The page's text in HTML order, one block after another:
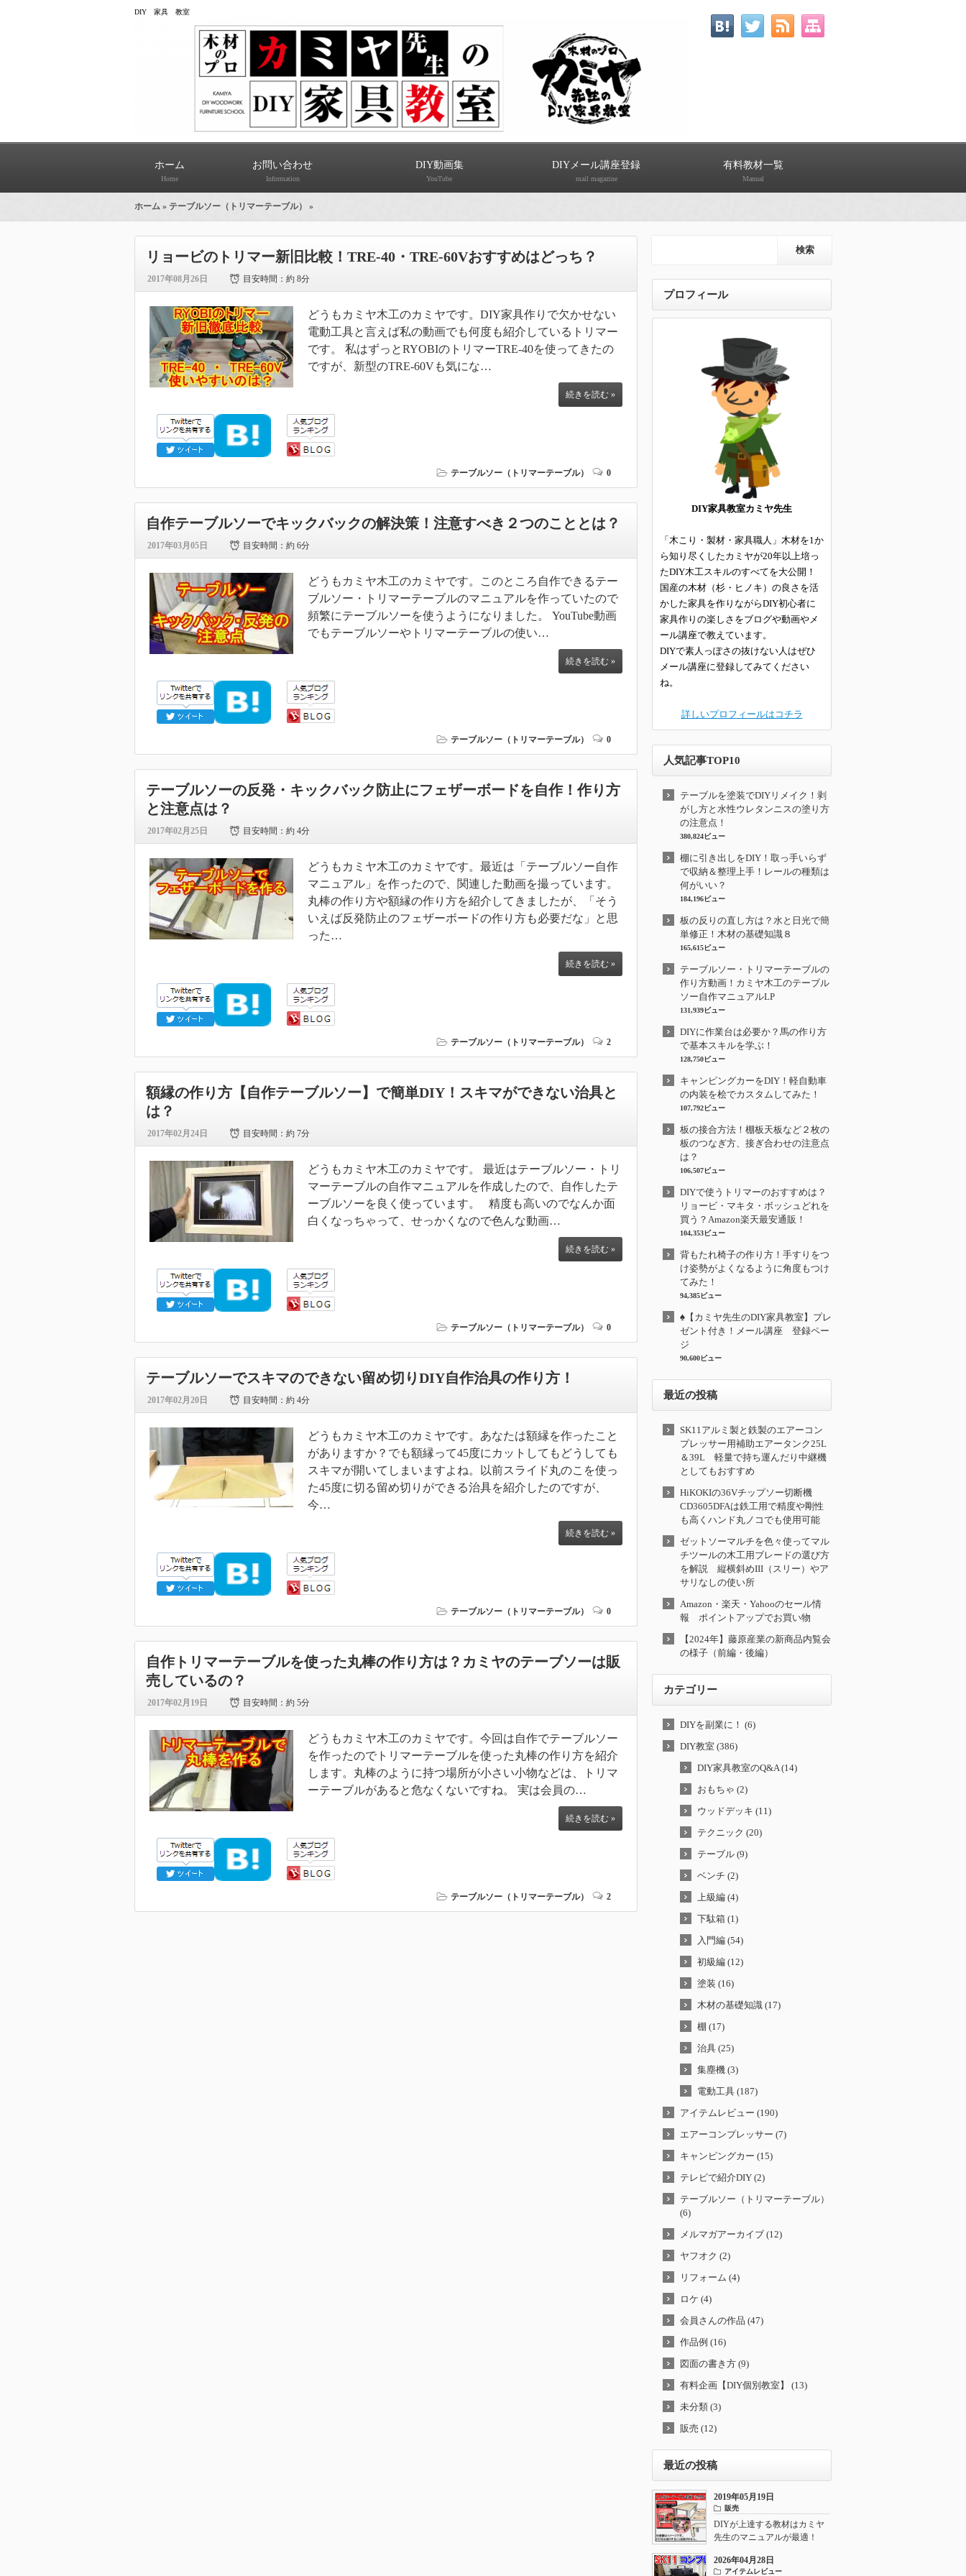
DIY 家具 教室
ホーム
Home
お問い合わせ
Information
DIY動画集
YouTube
DIYメール講座登録
mail magazine
有料教材一覧
Manual
ホーム » テーブルソー（トリマーテーブル） »
リョービのトリマー新旧比較！TRE-40・TRE-60Vおすすめはどっち？
2017年08月26日 目安時間：約 8分
どうもカミヤ木工のカミヤです。DIY家具作りで欠かせない
電動工具と言えば私の動画でも何度も紹介しているトリマー
です。 私はずっとRYOBIのトリマーTRE-40を使ってきたの
ですが、新型のTRE-60Vも気にな…
続きを読む »
テーブルソー（トリマーテーブル） 0
自作テーブルソーでキックバックの解決策！注意すべき２つのこととは？
2017年03月05日 目安時間：約 6分
どうもカミヤ木工のカミヤです。このところ自作できるテー
ブルソー・トリマーテーブルのマニュアルを作っていたので
頻繁にテーブルソーを使うようになりました。 YouTube動画
でもテーブルソーやトリマーテーブルの使い…
続きを読む »
テーブルソー（トリマーテーブル） 0
テーブルソーの反発・キックバック防止にフェザーボードを自作！作り方
と注意点は？
2017年02月25日 目安時間：約 4分
どうもカミヤ木工のカミヤです。最近は「テーブルソー自作
マニュアル」を作ったので、関連した動画を撮っています。
丸棒の作り方や額縁の作り方を紹介してきましたが、「そう
いえば反発防止のフェザーボードの作り方も必要だな」と思
った…
続きを読む »
テーブルソー（トリマーテーブル） 2
額縁の作り方【自作テーブルソー】で簡単DIY！スキマができない治具と
は？
2017年02月24日 目安時間：約 7分
どうもカミヤ木工のカミヤです。 最近はテーブルソー・トリ
マーテーブルの自作マニュアルを作成したので、自作したテ
ーブルソーを良く使っています。 精度も高いのでなんか面
白くなっちゃって、せっかくなので色んな動画…
続きを読む »
テーブルソー（トリマーテーブル） 0
テーブルソーでスキマのできない留め切りDIY自作治具の作り方！
2017年02月20日 目安時間：約 4分
どうもカミヤ木工のカミヤです。あなたは額縁を作ったこと
がありますか？でも額縁って45度にカットしてもどうしても
スキマが開いてしまいますよね。以前スライド丸のこを使っ
た45度に切る留め切りができる治具を紹介したのですが、
今…
続きを読む »
テーブルソー（トリマーテーブル） 0
自作トリマーテーブルを使った丸棒の作り方は？カミヤのテーブソーは販
売しているの？
2017年02月19日 目安時間：約 5分
どうもカミヤ木工のカミヤです。今回は自作でテーブルソー
を作ったのでトリマーテーブルを使った丸棒の作り方を紹介
します。丸棒のように持つ場所が小さい小物などは、トリマ
ーテーブルがあると危なくないですね。 実は会員の…
続きを読む »
テーブルソー（トリマーテーブル） 2
プロフィール
DIY家具教室カミヤ先生
「木こり・製材・家具職人」木材を1か
ら知り尽くしたカミヤが20年以上培っ
たDIY木工スキルのすべてを大公開！
国産の木材（杉・ヒノキ）の良さを活
かした家具を作りながらDIY初心者に
家具作りの楽しさをブログや動画やメ
ール講座で教えています。
DIYで素人っぽさの抜けない人はぜひ
メール講座に登録してみてください
ね。
詳しいプロフィールはコチラ
人気記事TOP10
テーブルを塗装でDIYリメイク！剥
がし方と水性ウレタンニスの塗り方
の注意点！
380,824ビュー
棚に引き出しをDIY！取っ手いらず
で収納＆整理上手！レールの種類は
何がいい？
184,196ビュー
板の反りの直し方は？水と日光で簡
単修正！木材の基礎知識８
165,615ビュー
テーブルソー・トリマーテーブルの
作り方動画！カミヤ木工のテーブル
ソー自作マニュアルLP
131,939ビュー
DIYに作業台は必要か？馬の作り方
で基本スキルを学ぶ！
128,750ビュー
キャンピングカーをDIY！軽自動車
の内装を桧でカスタムしてみた！
107,792ビュー
板の接合方法！棚板天板など２枚の
板のつなぎ方、接ぎ合わせの注意点
は？
106,507ビュー
DIYで使うトリマーのおすすめは？
リョービ・マキタ・ボッシュどれを
買う？Amazon楽天最安通販！
104,353ビュー
背もたれ椅子の作り方！手すりをつ
け姿勢がよくなるように角度もつけ
てみた！
94,385ビュー
♠【カミヤ先生のDIY家具教室】プレ
ゼント付き！メール講座 登録ペー
ジ
90,600ビュー
最近の投稿
SK11アルミ製と鉄製のエアーコン
プレッサー用補助エアータンク25L
＆39L 軽量で持ち運んだり中継機
としてもおすすめ
HiKOKIの36Vチップソー切断機
CD3605DFAは鉄工用で精度や剛性
も高くハンド丸ノコでも使用可能
ゼットソーマルチを色々使ってマル
チツールの木工用ブレードの選び方
を解説 縦横斜めIII（スリー）やア
サリなしの使い所
Amazon・楽天・Yahooのセール情
報 ポイントアップでお買い物
【2024年】藤原産業の新商品内覧会
の様子（前編・後編）
カテゴリー
DIYを副業に！ (6)
DIY教室 (386)
DIY家具教室のQ&A (14)
おもちゃ (2)
ウッドデッキ (11)
テクニック (20)
テーブル (9)
ベンチ (2)
上級編 (4)
下駄箱 (1)
入門編 (54)
初級編 (12)
塗装 (16)
木材の基礎知識 (17)
棚 (17)
治具 (25)
集塵機 (3)
電動工具 (187)
アイテムレビュー (190)
エアーコンプレッサー (7)
キャンピングカー (15)
テレビで紹介DIY (2)
テーブルソー（トリマーテーブル）
(6)
メルマガアーカイブ (12)
ヤフオク (2)
リフォーム (4)
ロケ (4)
会員さんの作品 (47)
作品例 (16)
図面の書き方 (9)
有料企画【DIY個別教室】 (13)
未分類 (3)
販売 (12)
最近の投稿
2019年05月19日
販売
DIYが上達する教材はカミヤ
先生のマニュアルが最適！
2026年04月28日
アイテムレビュー